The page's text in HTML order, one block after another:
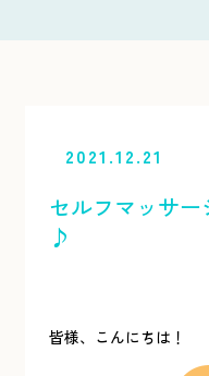
2021.12.21
セルフマッサ
♪
皆様、こんにちは！